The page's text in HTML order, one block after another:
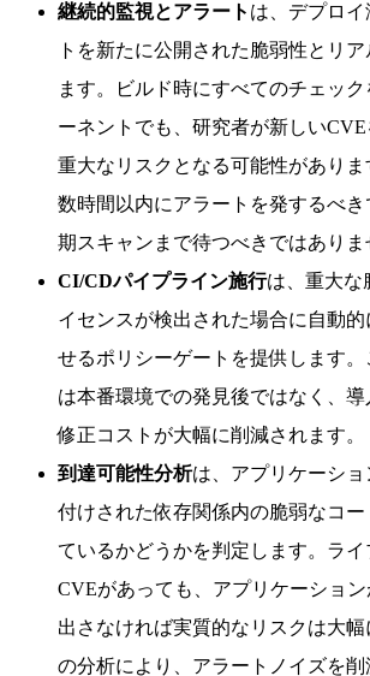
継続的監視とアラート は、デプロ
トを新たに公開された脆弱性とリ
ます。ビルド時にすべてのチェッ
ーネントでも、研究者が新しい
重大なリスクとなる可能性があり
数時間以内にアラートを発するべ
期スキャンまで待つべきではありま
CI/CDパイプライン施行は、重大な
イセンスが検出された場合に自動的
せるポリシーゲートを提供します
は本番環境での発見後ではなく、導
修正コストが大幅に削減されます。
到達可能性分析は、アプリケーシ
付けされた依存関係内の脆弱なコ
ているかどうかを判定します。ラ
CVEがあっても、アプリケーショ
出さなければ実質的なリスクは大幅
の分析により、アラートノイズを削